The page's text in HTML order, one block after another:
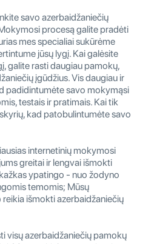
savo azerbaidžaniečių
procesą galite pradėti
mes specialiai sukūrėme
jūsų lygį. Kai galėsite
galite rasti daugiau pamokų,
įgūdžius. Vis daugiau ir
padidintumėte savo mokymąsi
testais ir pratimais. Kai tik
kad patobulintumėte savo
internetinių mokymosi
greitai ir lengvai išmokti
ypatingo - nuo žodyno
temomis; Mūsų
išmokti azerbaidžaniečių
visų azerbaidžaniečių pamokų